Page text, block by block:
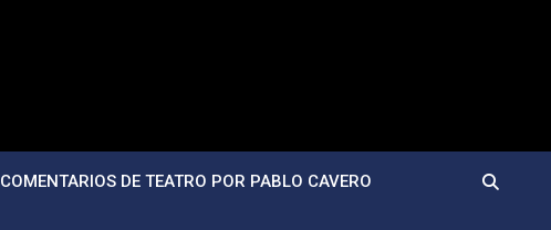
COMENTARIOS DE TEATRO POR PABLO CAVERO